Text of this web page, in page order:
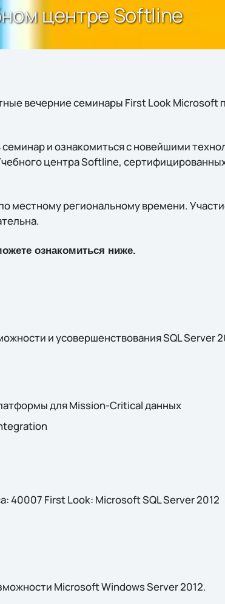
центре Softline
вечерние семинары First Look Microsoft
и ознакомиться с новейшими
центра Softline,
местному региональному времени.
ознакомиться ниже.
и усовершенствования SQL Server
для Mission-Critical данных
40007 First Look: Microsoft SQL Server 2012
Microsoft Windows Server 2012.